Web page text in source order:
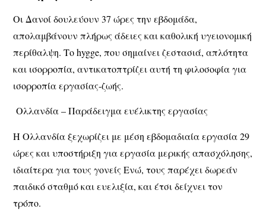
Οι Δανοί δουλεύουν 37 ώρες την εβδομάδα,
απολαμβάνουν πλήρως άδειες και καθολική υγειονομική
περίθαλψη. Το hygge, που σημαίνει ζεστασιά, απλότητα
και ισορροπία, αντικατοπτρίζει αυτή τη φιλοσοφία για
ισορροπία εργασίας-ζωής.
Ολλανδία – Παράδειγμα ευέλικτης εργασίας
Η Ολλανδία ξεχωρίζει με μέση εβδομαδιαία εργασία 29
ώρες και υποστήριξη για εργασία μερικής απασχόλησης,
ιδιαίτερα για τους γονείς Ενώ, τους παρέχει δωρεάν
παιδικό σταθμό και ευελιξία, και έτσι δείχνει τον
τρόπο.